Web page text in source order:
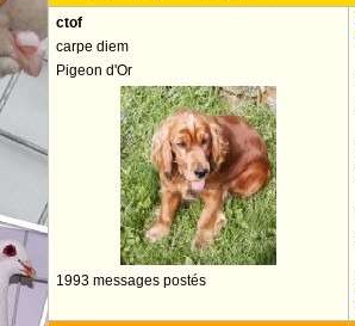
ctof
carpe diem
Pigeon d'Or
1993 messages postés